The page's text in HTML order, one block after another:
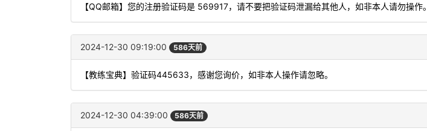
【QQ邮箱】您的注册验证码是 569917，请不要把验证码泄漏给其他人，如非本人请勿操作。
2024-12-30 09:19:00 586天前
【教练宝典】验证码445633，感谢您询价，如非本人操作请忽略。
2024-12-30 04:39:00 586天前